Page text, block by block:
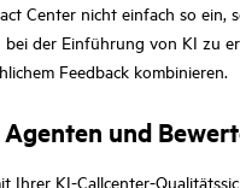
Center nicht einfach so ein,
der Einführung von KI zu
Feedback kombinieren.
und
Ihrer KI-Callcenter-